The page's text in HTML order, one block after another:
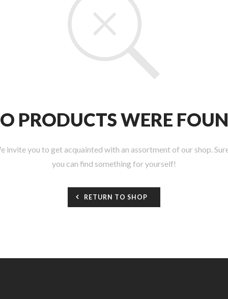
PRODUCTS WERE
invite you to get acquainted with an assortment of our shop.
you can find something for yourself!
RETURN TO SHOP